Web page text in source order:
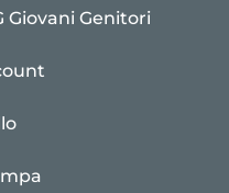
Giovani Genitori